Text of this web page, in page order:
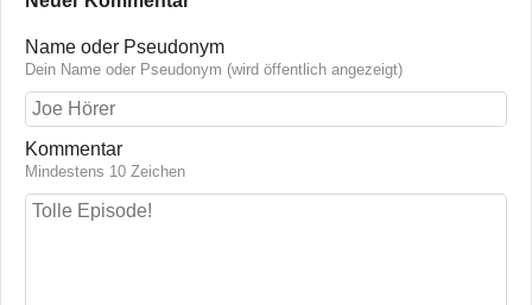
Name oder Pseudonym
Dein Name oder Pseudonym (wird öffentlich angezeigt)
Kommentar
Mindestens 10 Zeichen